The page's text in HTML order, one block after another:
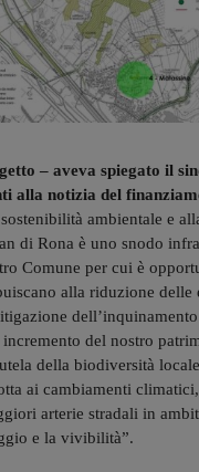
– aveva spiegato il
alla notizia del
ambientale e
di Rona è uno snodo
Comune per cui è
alla riduzione delle
del nostro
della biodiversità
ai cambiamenti
arterie stradali in
e la vivibilità”.